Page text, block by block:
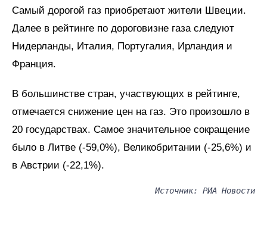
Самый дорогой газ приобретают жители Швеции.
Далее в рейтинге по дороговизне газа следуют
Нидерланды, Италия, Португалия, Ирландия и
Франция.
В большинстве стран, участвующих в рейтинге,
отмечается снижение цен на газ. Это произошло в
20 государствах. Самое значительное сокращение
было в Литве (-59,0%), Великобритании (-25,6%) и
в Австрии (-22,1%).
Источник: РИА Новости